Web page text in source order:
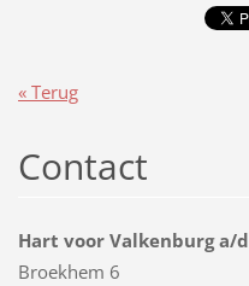
« Terug
Contact
Hart voor Valkenburg a/
Broekhem 6